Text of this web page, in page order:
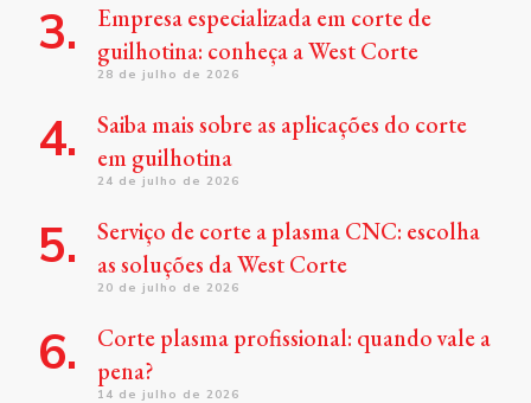
Empresa especializada em corte de
guilhotina: conheça a West Corte
28 de julho de 2026
Saiba mais sobre as aplicações do corte
em guilhotina
24 de julho de 2026
Serviço de corte a plasma CNC: escolha
as soluções da West Corte
20 de julho de 2026
Corte plasma profissional: quando vale a
pena?
14 de julho de 2026